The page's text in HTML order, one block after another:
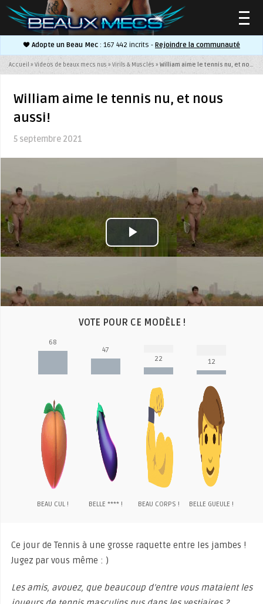
Adopte un Beau Mec : 167 442 incrits - Rejoindre la communauté
Accueil » Videos de beaux mecs nus » Virils & Musclés » William aime le tennis nu, et nous aussi!
William aime le tennis nu, et nous
aussi!
5 septembre 2021
Play
VOTE POUR CE MODÈLE !
68
BEAU CUL !
47
BELLE **** !
22
BEAU CORPS !
12
BELLE GUEULE !
Ce jour de Tennis à une grosse raquette entre les jambes !
Jugez par vous même : )
Les amis, avouez, que beaucoup d’entre vous mataient les
▼